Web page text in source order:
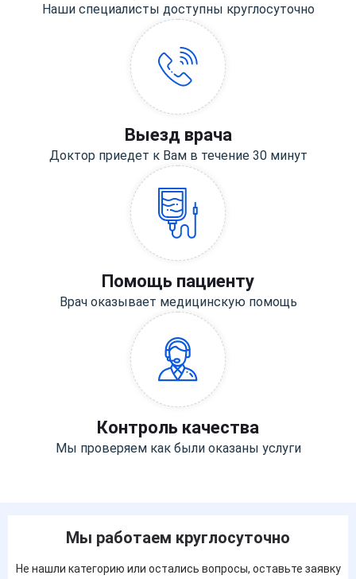
Наши специалисты доступны круглосуточно
Выезд врача
Доктор приедет к Вам в течение 30 минут
Помощь пациенту
Врач оказывает медицинскую помощь
Контроль качества
Мы проверяем как были оказаны услуги
Мы работаем круглосуточно
Не нашли категорию или остались вопросы, оставьте заявку